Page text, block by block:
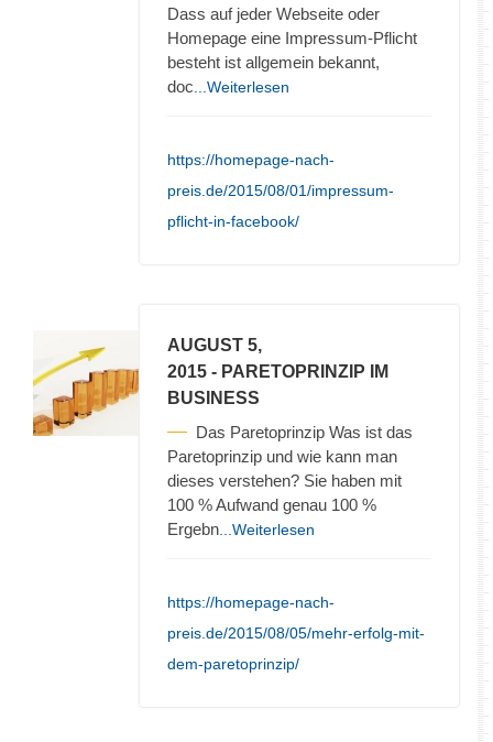
Dass auf jeder Webseite oder
Homepage eine Impressum-Pflicht
besteht ist allgemein bekannt,
doc ...Weiterlesen
https://homepage-nach-
preis.de/2015/08/01/impressum-
pflicht-in-facebook/
AUGUST 5,
2015 - PARETOPRINZIP IM
BUSINESS
Das Paretoprinzip Was ist das
Paretoprinzip und wie kann man
dieses verstehen? Sie haben mit
100 % Aufwand genau 100 %
Ergebn ...Weiterlesen
https://homepage-nach-
preis.de/2015/08/05/mehr-erfolg-mit-
dem-paretoprinzip/